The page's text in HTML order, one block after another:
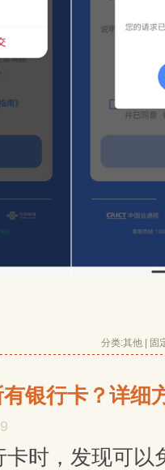
分类:其他 固
银行卡？详细
时，发现可以